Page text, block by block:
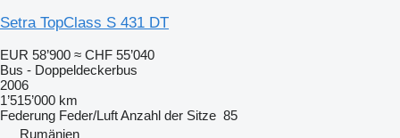
Setra TopClass S 431 DT
EUR 58’900 ≈ CHF 55’040
Bus - Doppeldeckerbus
2006
1’515’000 km
Federung Feder/LuftAnzahl der Sitze 85
Rumänien